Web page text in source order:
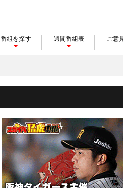
番組を探す 週間番組表 ご意